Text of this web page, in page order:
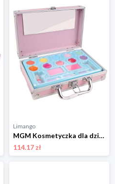
Limango
MGM Kosmetyczka dla dzieci - 5+ rozmiar: onesize
114.17 zł